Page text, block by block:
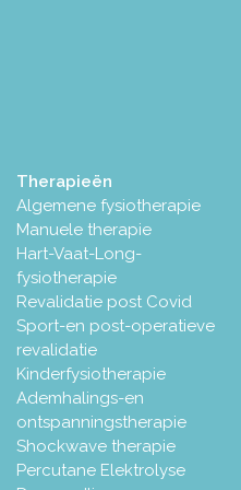
Therapieën
Algemene fysiotherapie
Manuele therapie
Hart-Vaat-Long-
fysiotherapie
Revalidatie post Covid
Sport-en post-operatieve
revalidatie
Kinderfysiotherapie
Ademhalings-en
ontspanningstherapie
Shockwave therapie
Percutane Elektrolyse